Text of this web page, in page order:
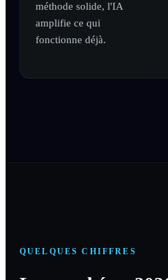
méthode solide, l'IA
amplifie ce qui
fonctionne déjà.
QUELQUES CHIFFRES